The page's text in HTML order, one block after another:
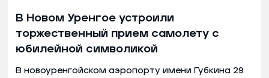
В Новом Уренгое устроили
торжественный прием самолету с
юбилейной символикой
В новоуренгойском аэропорту имени Губкина 29